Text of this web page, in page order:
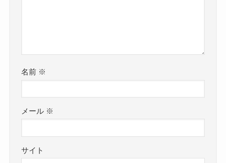
名前 ※
メール ※
サイト